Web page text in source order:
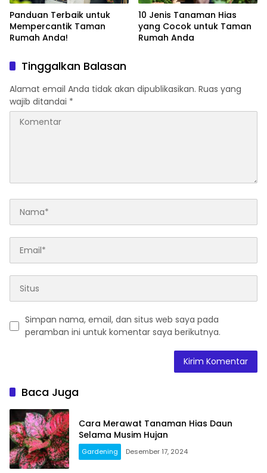
Panduan Terbaik untuk
Mempercantik Taman
Rumah Anda!
10 Jenis Tanaman Hias
yang Cocok untuk Taman
Rumah Anda
Tinggalkan Balasan
Alamat email Anda tidak akan dipublikasikan. Ruas yang
wajib ditandai *
Simpan nama, email, dan situs web saya pada
peramban ini untuk komentar saya berikutnya.
Baca Juga
Cara Merawat Tanaman Hias Daun
Selama Musim Hujan
Gardening Desember 17, 2024